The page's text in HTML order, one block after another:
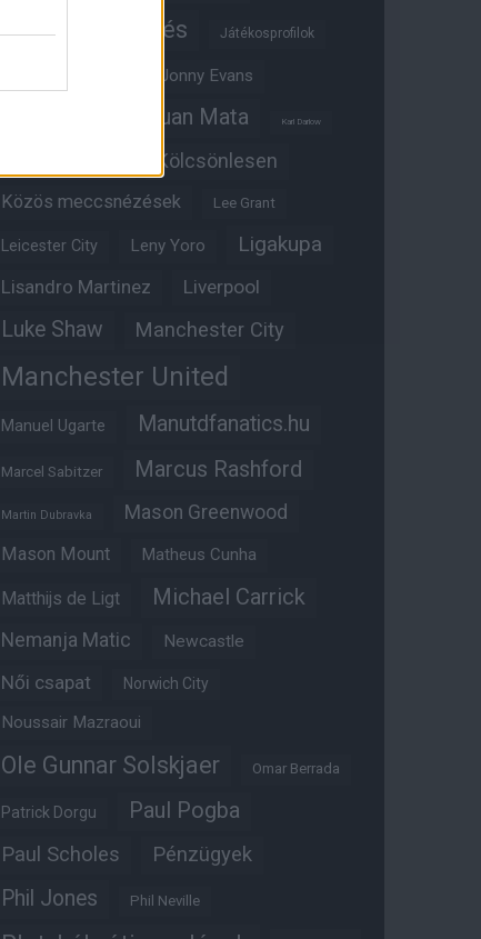
Játékosértékelés Játékosprofilok
Jonny Evans
Juan Mata Karl Darlow
Kölcsönlesen
Közös meccsnézések Lee Grant
Leicester City Leny Yoro Ligakupa
Lisandro Martinez Liverpool
Luke Shaw Manchester City
Manchester United
Manuel Ugarte Manutdfanatics.hu
Marcel Sabitzer Marcus Rashford
Martin Dubravka Mason Greenwood
Mason Mount Matheus Cunha
Matthijs de Ligt Michael Carrick
Nemanja Matic Newcastle
Női csapat Norwich City
Noussair Mazraoui
Ole Gunnar Solskjaer Omar Berrada
Patrick Dorgu Paul Pogba
Paul Scholes Pénzügyek
Phil Jones Phil Neville